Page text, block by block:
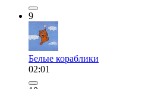
9
Белые кораблики
02:01